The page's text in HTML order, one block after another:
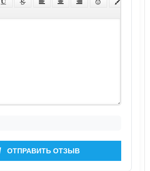
ОТПРАВИТЬ ОТЗЫВ